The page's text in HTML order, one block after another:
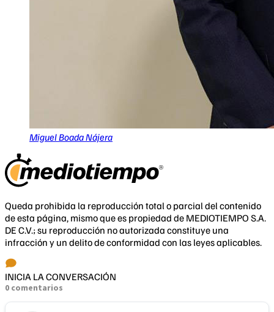
Miguel Boada Nájera
Queda prohibida la reproducción total o parcial del contenido
de esta página, mismo que es propiedad de MEDIOTIEMPO S.A.
DE C.V.; su reproducción no autorizada constituye una
infracción y un delito de conformidad con las leyes aplicables.
INICIA LA CONVERSACIÓN
0 comentarios